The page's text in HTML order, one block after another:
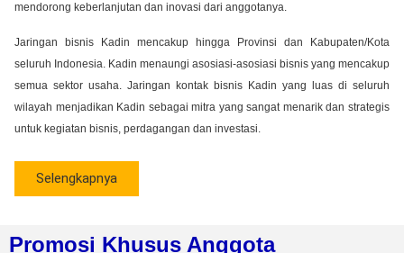
mendorong keberlanjutan dan inovasi dari anggotanya.
Jaringan bisnis Kadin mencakup hingga Provinsi dan Kabupaten/Kota
seluruh Indonesia. Kadin menaungi asosiasi-asosiasi bisnis yang mencakup
semua sektor usaha. Jaringan kontak bisnis Kadin yang luas di seluruh
wilayah menjadikan Kadin sebagai mitra yang sangat menarik dan strategis
untuk kegiatan bisnis, perdagangan dan investasi.
Selengkapnya
Promosi Khusus Anggota